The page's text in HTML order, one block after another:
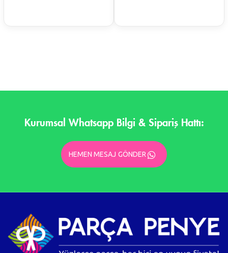
Kurumsal Whatsapp Bilgi & Sipariş Hattı:
HEMEN MESAJ GÖNDER